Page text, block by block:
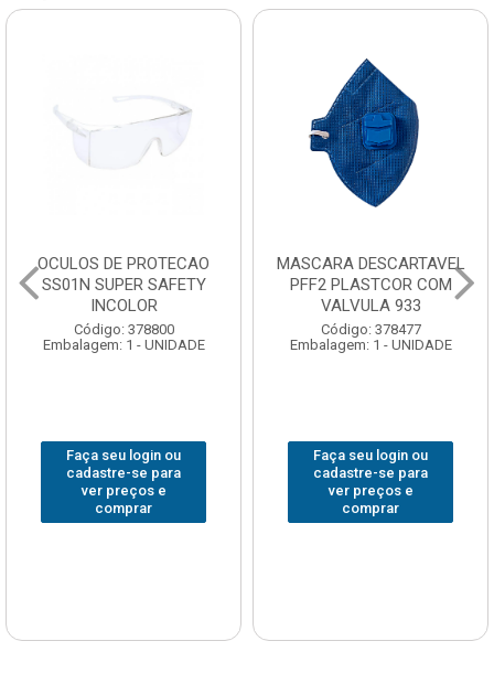
OCULOS DE PROTECAO
SS01N SUPER SAFETY
INCOLOR
Código: 378800
Embalagem: 1 - UNIDADE
Faça seu login ou
cadastre-se para
ver preços e
comprar
MASCARA DESCARTAVEL
PFF2 PLASTCOR COM
VALVULA 933
Código: 378477
Embalagem: 1 - UNIDADE
Faça seu login ou
cadastre-se para
ver preços e
comprar